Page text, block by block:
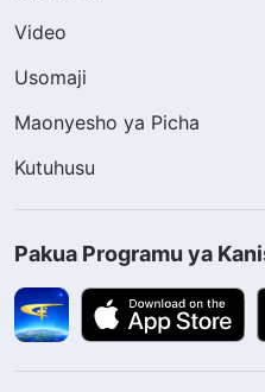
Video
Usomaji
Maonyesho ya Picha
Kutuhusu
Pakua Programu ya